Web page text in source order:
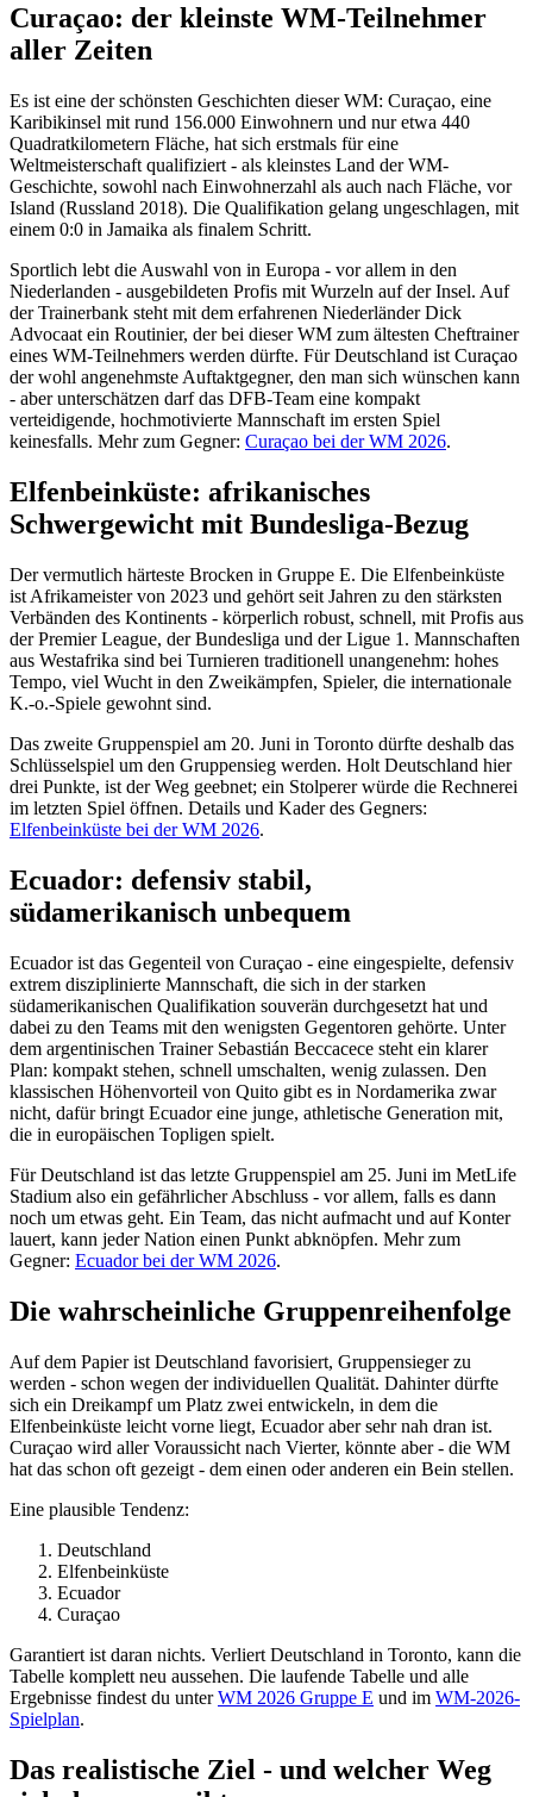
Curaçao: der kleinste WM-Teilnehmer
aller Zeiten
Es ist eine der schönsten Geschichten dieser WM: Curaçao, eine
Karibikinsel mit rund 156.000 Einwohnern und nur etwa 440
Quadratkilometern Fläche, hat sich erstmals für eine
Weltmeisterschaft qualifiziert - als kleinstes Land der WM-
Geschichte, sowohl nach Einwohnerzahl als auch nach Fläche, vor
Island (Russland 2018). Die Qualifikation gelang ungeschlagen, mit
einem 0:0 in Jamaika als finalem Schritt.
Sportlich lebt die Auswahl von in Europa - vor allem in den
Niederlanden - ausgebildeten Profis mit Wurzeln auf der Insel. Auf
der Trainerbank steht mit dem erfahrenen Niederländer Dick
Advocaat ein Routinier, der bei dieser WM zum ältesten Cheftrainer
eines WM-Teilnehmers werden dürfte. Für Deutschland ist Curaçao
der wohl angenehmste Auftaktgegner, den man sich wünschen kann
- aber unterschätzen darf das DFB-Team eine kompakt
verteidigende, hochmotivierte Mannschaft im ersten Spiel
keinesfalls. Mehr zum Gegner: Curaçao bei der WM 2026.
Elfenbeinküste: afrikanisches
Schwergewicht mit Bundesliga-Bezug
Der vermutlich härteste Brocken in Gruppe E. Die Elfenbeinküste
ist Afrikameister von 2023 und gehört seit Jahren zu den stärksten
Verbänden des Kontinents - körperlich robust, schnell, mit Profis aus
der Premier League, der Bundesliga und der Ligue 1. Mannschaften
aus Westafrika sind bei Turnieren traditionell unangenehm: hohes
Tempo, viel Wucht in den Zweikämpfen, Spieler, die internationale
K.-o.-Spiele gewohnt sind.
Das zweite Gruppenspiel am 20. Juni in Toronto dürfte deshalb das
Schlüsselspiel um den Gruppensieg werden. Holt Deutschland hier
drei Punkte, ist der Weg geebnet; ein Stolperer würde die Rechnerei
im letzten Spiel öffnen. Details und Kader des Gegners:
Elfenbeinküste bei der WM 2026.
Ecuador: defensiv stabil,
südamerikanisch unbequem
Ecuador ist das Gegenteil von Curaçao - eine eingespielte, defensiv
extrem disziplinierte Mannschaft, die sich in der starken
südamerikanischen Qualifikation souverän durchgesetzt hat und
dabei zu den Teams mit den wenigsten Gegentoren gehörte. Unter
dem argentinischen Trainer Sebastián Beccacece steht ein klarer
Plan: kompakt stehen, schnell umschalten, wenig zulassen. Den
klassischen Höhenvorteil von Quito gibt es in Nordamerika zwar
nicht, dafür bringt Ecuador eine junge, athletische Generation mit,
die in europäischen Topligen spielt.
Für Deutschland ist das letzte Gruppenspiel am 25. Juni im MetLife
Stadium also ein gefährlicher Abschluss - vor allem, falls es dann
noch um etwas geht. Ein Team, das nicht aufmacht und auf Konter
lauert, kann jeder Nation einen Punkt abknöpfen. Mehr zum
Gegner: Ecuador bei der WM 2026.
Die wahrscheinliche Gruppenreihenfolge
Auf dem Papier ist Deutschland favorisiert, Gruppensieger zu
werden - schon wegen der individuellen Qualität. Dahinter dürfte
sich ein Dreikampf um Platz zwei entwickeln, in dem die
Elfenbeinküste leicht vorne liegt, Ecuador aber sehr nah dran ist.
Curaçao wird aller Voraussicht nach Vierter, könnte aber - die WM
hat das schon oft gezeigt - dem einen oder anderen ein Bein stellen.
Eine plausible Tendenz:
Deutschland
Elfenbeinküste
Ecuador
Curaçao
Garantiert ist daran nichts. Verliert Deutschland in Toronto, kann die
Tabelle komplett neu aussehen. Die laufende Tabelle und alle
Ergebnisse findest du unterWM 2026 Gruppe E und im WM-2026-
Spielplan.
Das realistische Ziel - und welcher Weg